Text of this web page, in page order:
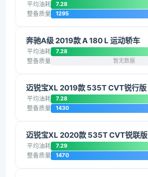
平均油耗 7.28
整备质量 1295
奔驰A级 2019款 A 180 L 运动轿车
平均油耗 7.28
整备质量 暂无数据
迈锐宝XL 2019款 535T CVT锐行版
平均油耗 7.28
整备质量 1430
迈锐宝XL 2020款 535T CVT锐联版
平均油耗 7.29
整备质量 1470